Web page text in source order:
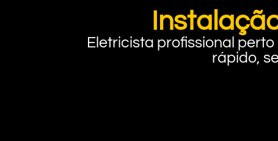
Eletricista profissional
rápido,